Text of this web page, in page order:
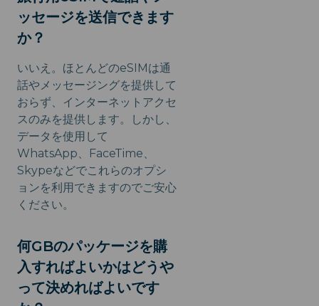
ッセージを送信できます
か？
いいえ。ほとんどのeSIMは通
話やメッセージングを提供して
おらず、インターネットアクセ
スのみを提供します。しかし、
データを使用して
WhatsApp、FaceTime、
Skypeなどでこれらのオプシ
ョンを利用できますのでご安心
ください。
何GBのパッケージを購
入すればよいかはどうや
って決めればよいです